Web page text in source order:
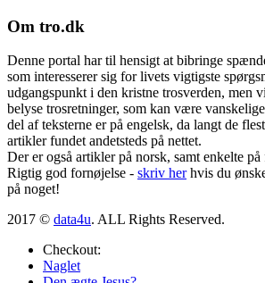
Om tro.dk
Denne portal har til hensigt at bibringe
som interesserer sig for livets vigtigste
udgangspunkt i den kristne trosverden, men
belyse trosretninger, som kan være
del af teksterne er på engelsk, da langt de
artikler fundet andetsteds på nettet.
Der er også artikler på norsk, samt enkelte på
Rigtig god fornøjelse - skriv herhvis du
på noget!
2017 © data4u. ALL Rights Reserved.
Checkout:
Naglet